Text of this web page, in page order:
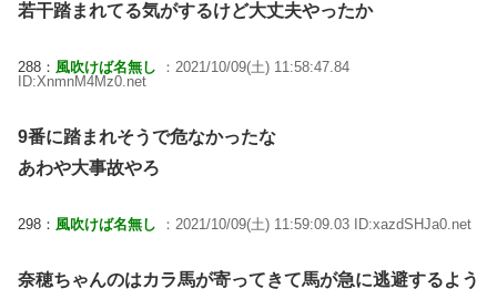
若干踏まれてる気がするけど大丈夫やったか
288： 風吹けば名無し
：2021/10/09(土) 11:58:47.84
ID:XnmnM4Mz0.net
9番に踏まれそうで危なかったな
あわや大事故やろ
298： 風吹けば名無し ：2021/10/09(土) 11:59:09.03 ID:xazdSHJa0.net
奈穂ちゃんのはカラ馬が寄ってきて馬が急に逃避するよう